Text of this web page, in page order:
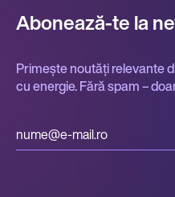
Abonează-te la
Primește noutăți relevante
cu energie. Fără spam –